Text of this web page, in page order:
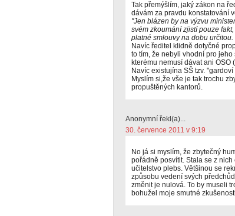
Tak přemýšlím, jaký zákon na
dávám za pravdu konstatování
"Jen blázen by na výzvu
svém zkoumání zjistí pouze
platné smlouvy na dobu
Navíc ředitel klidně dotyčné
to tím, že nebyli vhodní pro
kterému nemusí dávat ani
Navíc existujína SŠ tzv.
Myslím si,že vše je tak trochu
propuštěných kantorů.
Anonymní řekl(a)...
30. července 2011 v 9:19
No já si myslím, že zbytečný
pořádně posvítit. Stala se z
učitelstvo plebs. Většinou se
způsobu vedení svých
změnit je nulová. To by museli
bohužel moje smutné